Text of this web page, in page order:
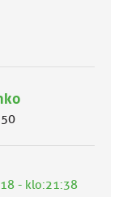
- klo:21:38